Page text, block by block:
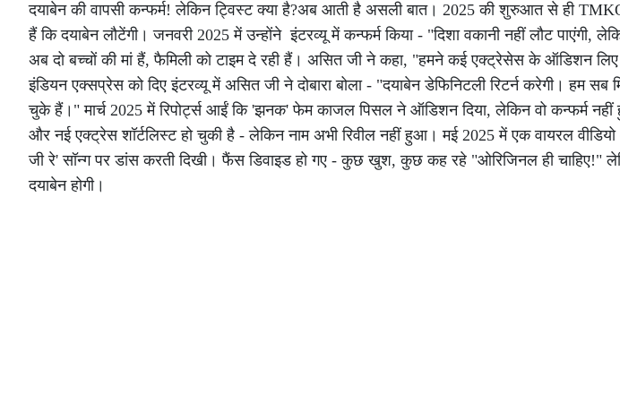
दयाबेन की वापसी कन्फर्म! लेकिन ट्विस्ट क्या है?अब आती है असली बात। 2025 की शुरुआत से ही
हैं कि दयाबेन लौटेंगी। जनवरी 2025 में उन्होंने इंटरव्यू में कन्फर्म किया - "दिशा वकानी नहीं लौट पाएंगी,
अब दो बच्चों की मां हैं, फैमिली को टाइम दे रही हैं। असित जी ने कहा, "हमने कई एक्ट्रेसेस के ऑडिशन
इंडियन एक्सप्रेस को दिए इंटरव्यू में असित जी ने दोबारा बोला - "दयाबेन डेफिनिटली रिटर्न करेगी। हम
चुके हैं।" मार्च 2025 में रिपोर्ट्स आईं कि 'झनक' फेम काजल पिसल ने ऑडिशन दिया, लेकिन वो कन्फर्म
और नई एक्ट्रेस शॉर्टलिस्ट हो चुकी है - लेकिन नाम अभी रिवील नहीं हुआ। मई 2025 में एक वायरल
जी रे' सॉन्ग पर डांस करती दिखी। फैंस डिवाइड हो गए - कुछ खुश, कुछ कह रहे "ओरिजिनल ही चाहिए!"
दयाबेन होगी।